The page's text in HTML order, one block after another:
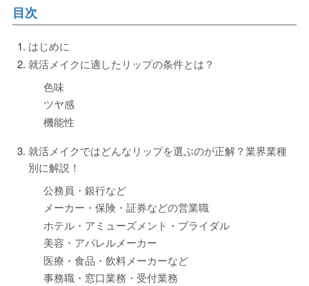
目次
はじめに
就活メイクに適したリップの条件とは？
色味
ツヤ感
機能性
就活メイクではどんなリップを選ぶのが正解？業界業種
別に解説！
公務員・銀行など
メーカー・保険・証券などの営業職
ホテル・アミューズメント・ブライダル
美容・アパレルメーカー
医療・食品・飲料メーカーなど
事務職・窓口業務・受付業務